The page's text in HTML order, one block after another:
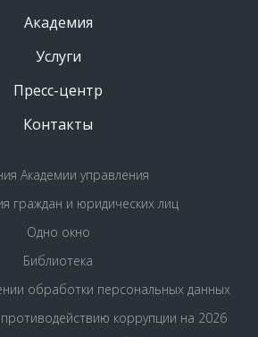
Академия
Услуги
Пресс-центр
Контакты
Академии управления
граждан и юридических лиц
Одно окно
Библиотека
обработки персональных данных
коррупции на 2026